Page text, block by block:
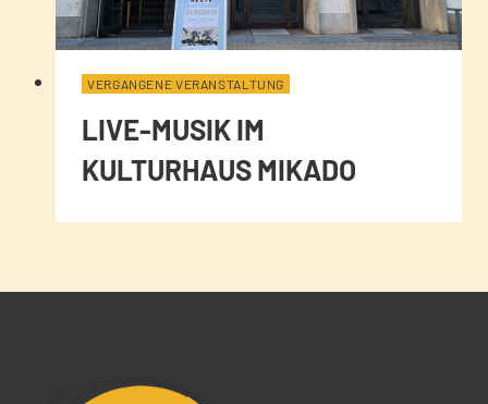
VERGANGENE VERANSTALTUNG
LIVE-MUSIK IM
KULTURHAUS MIKADO